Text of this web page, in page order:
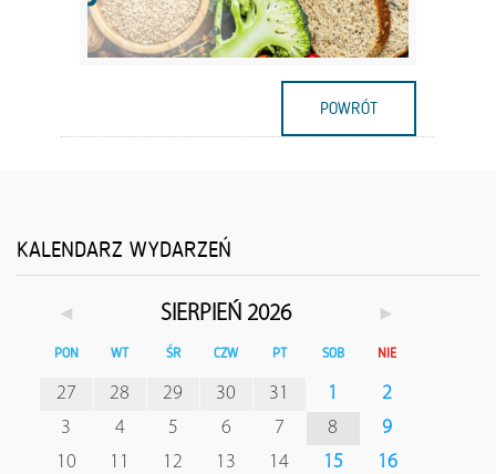
POWRÓT
KALENDARZ WYDARZEŃ
◄ SIERPIEŃ 2026 ►
PON WT ŚR CZW PT SOB NIE
27 28 29 30 31 1
2
3
4 5 6 7 8
9
10
11 12 13 14 15
16